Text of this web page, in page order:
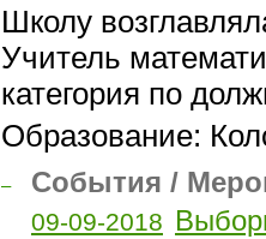
Школу
Учитель
категория по
Образование:
– События /
09-09-2018